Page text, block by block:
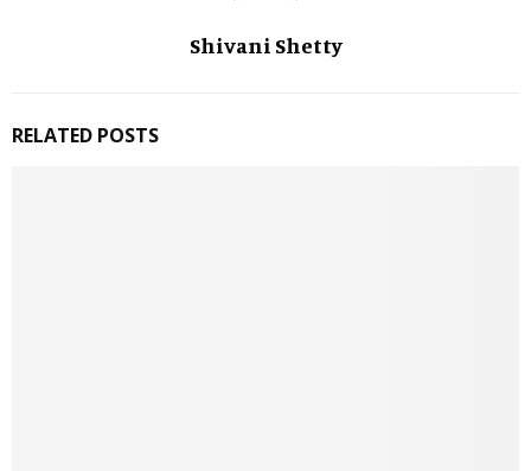
Shivani Shetty
RELATED POSTS